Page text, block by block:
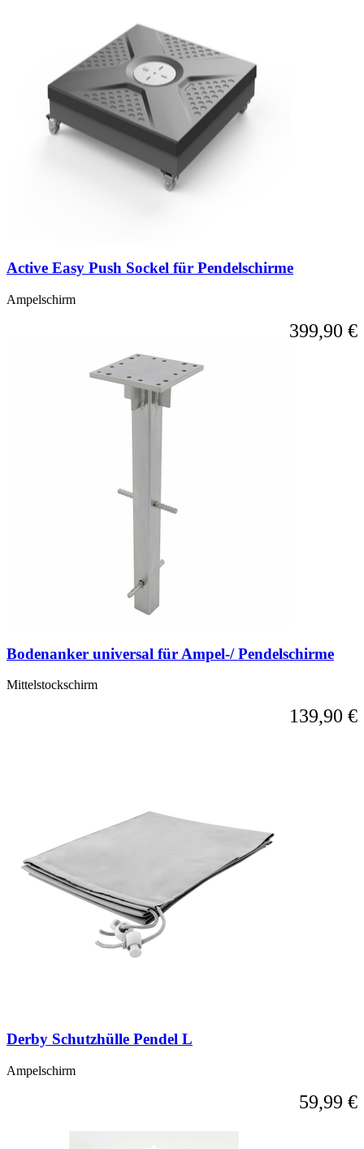
Active Easy Push Sockel für Pendelschirme
Ampelschirm
399,90 €
Bodenanker universal für Ampel-/ Pendelschirme
Mittelstockschirm
139,90 €
Derby Schutzhülle Pendel L
Ampelschirm
59,99 €